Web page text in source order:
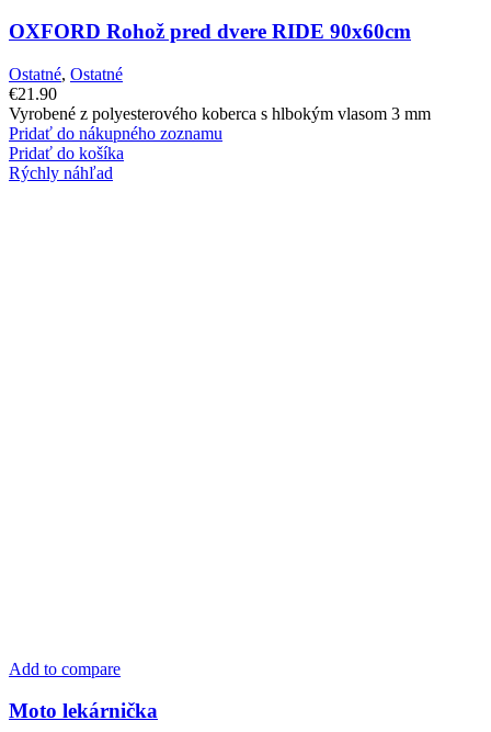
OXFORD Rohož pred dvere RIDE 90x60cm
Ostatné, Ostatné
€21.90
Vyrobené z polyesterového koberca s hlbokým vlasom 3 mm
Pridať do nákupného zoznamu
Pridať do košíka
Rýchly náhľad
Add to compare
Moto lekárnička